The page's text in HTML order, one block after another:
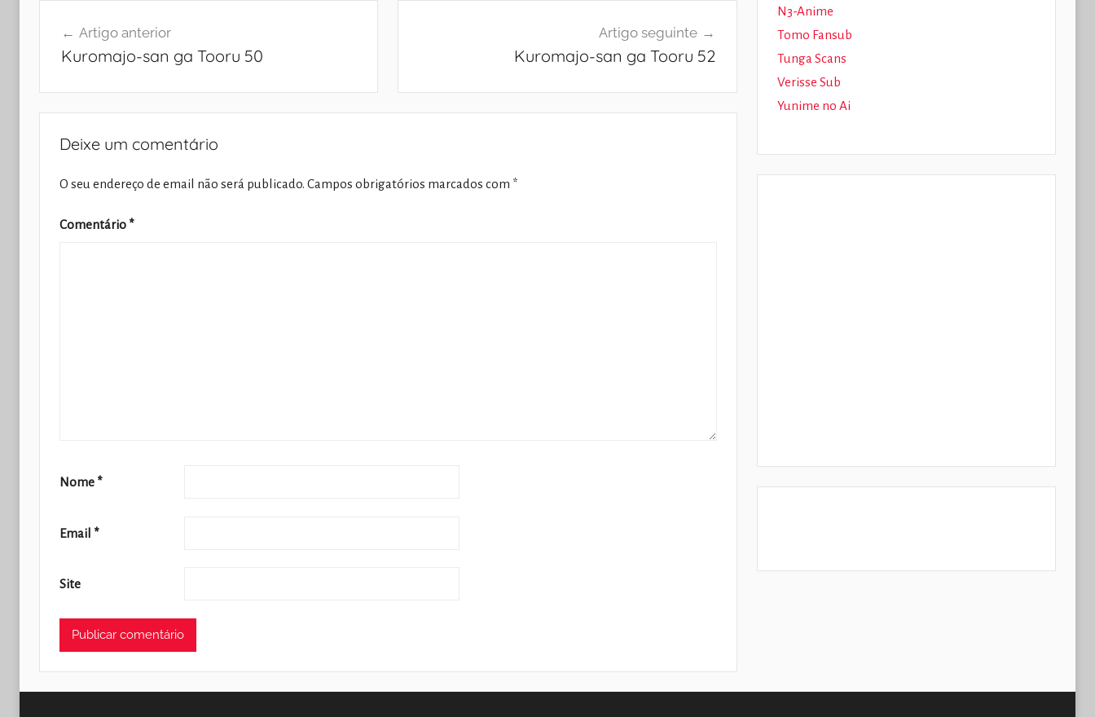
Artigo anterior
Kuromajo-san ga Tooru 50
Artigo seguinte
Kuromajo-san ga Tooru 52
Deixe um comentário
O seu endereço de email não será publicado. Campos obrigatórios marcados com *
Comentário *
Nome *
Email *
Site
N3-Anime
Tomo Fansub
Tunga Scans
Verisse Sub
Yunime no Ai